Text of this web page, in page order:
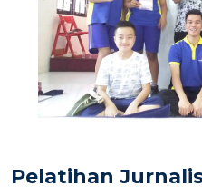
Pelatihan